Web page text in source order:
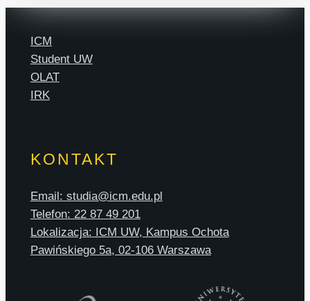
ICM
Student UW
OLAT
IRK
KONTAKT
Email: studia@icm.edu.pl
Telefon: 22 87 49 201
Lokalizacja: ICM UW, Kampus Ochota
Pawińskiego 5a, 02-106 Warszawa